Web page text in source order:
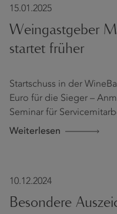
15.01.2025
Weingastgeber
startet früher
Startschuss in der
Euro für die Sieger –
Seminar für
Weiterlesen
10.12.2024
Besondere